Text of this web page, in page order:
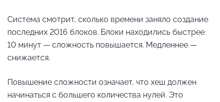
Система смотрит, сколько времени заняло создание
последних 2016 блоков. Блоки находились быстрее
10 минут — сложность повышается. Медленнее —
снижается.
Повышение сложности означает, что хеш должен
начинаться с большего количества нулей. Это